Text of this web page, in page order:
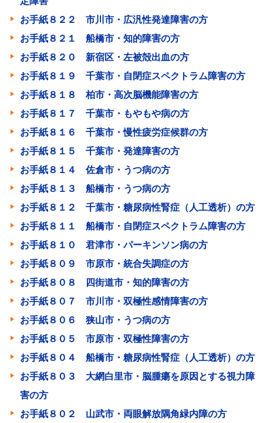
お手紙８２２ 市川市・広汎性発達障害の方
お手紙８２１ 船橋市・知的障害の方
お手紙８２０ 新宿区・左被殻出血の方
お手紙８１９ 千葉市・自閉症スペクトラム障害の方
お手紙８１８ 柏市・高次脳機能障害の方
お手紙８１７ 千葉市・もやもや病の方
お手紙８１６ 千葉市・慢性疲労症候群の方
お手紙８１５ 千葉市・発達障害の方
お手紙８１４ 佐倉市・うつ病の方
お手紙８１３ 船橋市・うつ病の方
お手紙８１２ 千葉市・糖尿病性腎症（人工透析）の方
お手紙８１１ 船橋市・自閉症スペクトラム障害の方
お手紙８１０ 君津市・パーキンソン病の方
お手紙８０９ 市原市・統合失調症の方
お手紙８０８ 四街道市・知的障害の方
お手紙８０７ 市川市・双極性感情障害の方
お手紙８０６ 狭山市・うつ病の方
お手紙８０５ 市原市・双極性障害の方
お手紙８０４ 船橋市・糖尿病性腎症（人工透析）の方
お手紙８０３ 大網白里市・脳腫瘍を原因とする視力障
害の方
お手紙８０２ 山武市・両眼解放隅角緑内障の方